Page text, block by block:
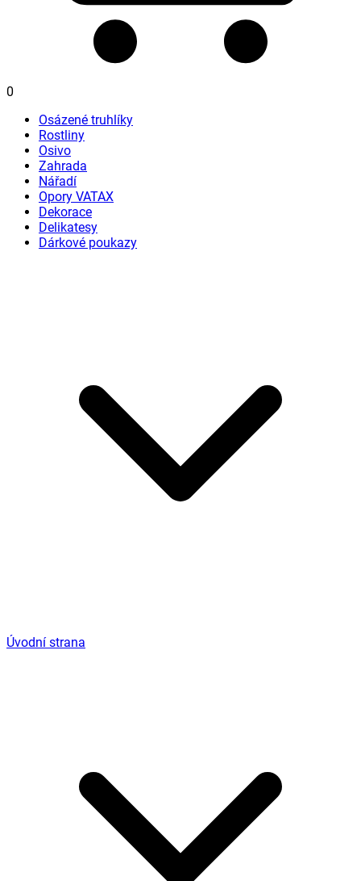
0
Osázené truhlíky
Rostliny
Osivo
Zahrada
Nářadí
Opory VATAX
Dekorace
Delikatesy
Dárkové poukazy
Úvodní strana